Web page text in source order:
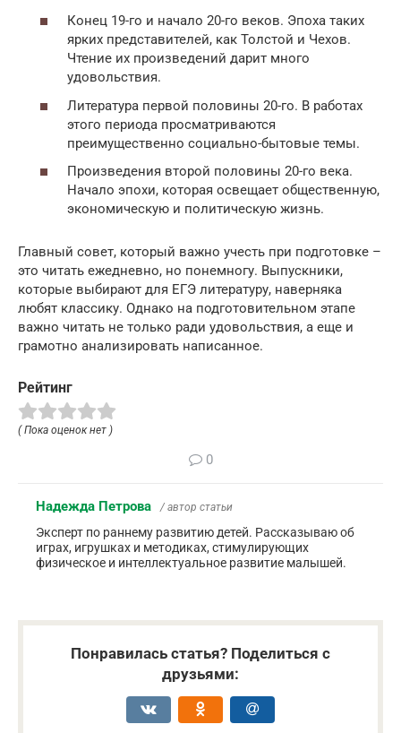
Конец 19-го и начало 20-го веков. Эпоха таких
ярких представителей, как Толстой и Чехов.
Чтение их произведений дарит много
удовольствия.
Литература первой половины 20-го. В работах
этого периода просматриваются
преимущественно социально-бытовые темы.
Произведения второй половины 20-го века.
Начало эпохи, которая освещает общественную,
экономическую и политическую жизнь.
Главный совет, который важно учесть при подготовке –
это читать ежедневно, но понемногу. Выпускники,
которые выбирают для ЕГЭ литературу, наверняка
любят классику. Однако на подготовительном этапе
важно читать не только ради удовольствия, а еще и
грамотно анализировать написанное.
Рейтинг
( Пока оценок нет )
0
Надежда Петрова / автор статьи
Эксперт по раннему развитию детей. Рассказываю об
играх, игрушках и методиках, стимулирующих
физическое и интеллектуальное развитие малышей.
Понравилась статья? Поделиться с
друзьями: